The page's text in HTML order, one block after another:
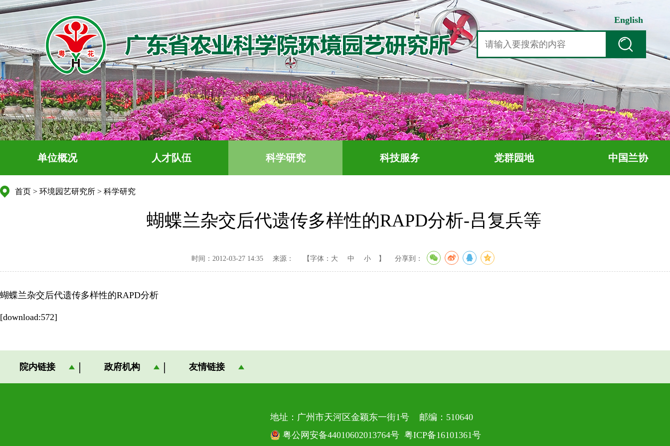
English
单位概况 人才队伍 科学研究 科技服务 党群园地 中国兰协
首页 > 环境园艺研究所 > 科学研究
蝴蝶兰杂交后代遗传多样性的RAPD分析-吕复兵等
时间：2012-03-27 14:35 来源： 【字体： 大 中 小 】 分享到：
蝴蝶兰杂交后代遗传多样性的RAPD分析
[download:572]
院内链接 政府机构 友情链接
地址：广州市天河区金颖东一街1号 邮编：510640
粤公网安备44010602013764号 粤ICP备16101361号